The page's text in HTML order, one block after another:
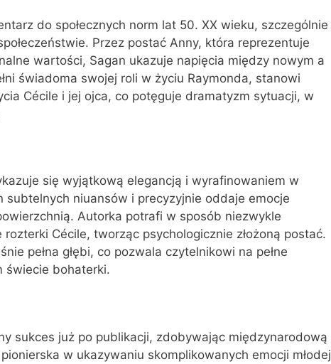
do społecznych norm lat 50. XX wieku, szczególnie
Przez postać Anny, która reprezentuje
wartości, Sagan ukazuje napięcia między nowym a
świadoma swojej roli w życiu Raymonda, stanowi
Cécile i jej ojca, co potęguje dramatyzm sytuacji, w
się wyjątkową elegancją i wyrafinowaniem w
subtelnych niuansów i precyzyjnie oddaje emocje
Autorka potrafi w sposób niezwykle
Cécile, tworząc psychologicznie złożoną postać.
pełna głębi, co pozwala czytelnikowi na pełne
świecie bohaterki.
sukces już po publikacji, zdobywając międzynarodową
w ukazywaniu skomplikowanych emocji młodej